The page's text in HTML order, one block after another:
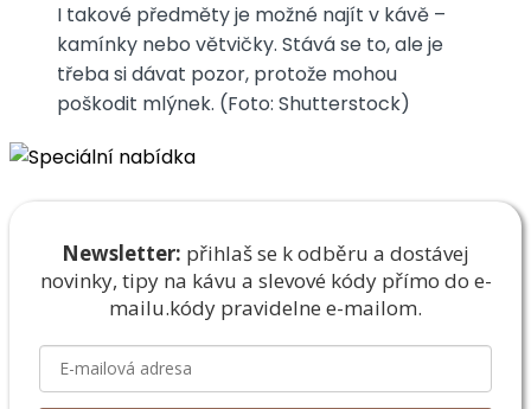
I takové předměty je možné najít v kávě –
kamínky nebo větvičky. Stává se to, ale je
třeba si dávat pozor, protože mohou
poškodit mlýnek. (Foto: Shutterstock)
Newsletter: přihlaš se k odběru a dostávej
novinky, tipy na kávu a slevové kódy přímo do e-
mailu.kódy pravidelne e-mailom.